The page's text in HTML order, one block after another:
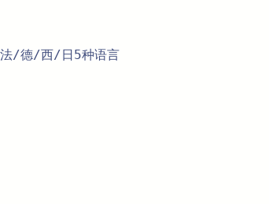
法/德/西/日5种语言